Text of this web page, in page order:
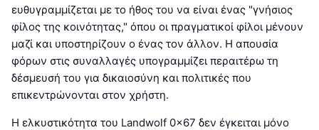
ευθυγραμμίζεται με το ήθος του να είναι ένας "γνήσιος
φίλος της κοινότητας," όπου οι πραγματικοί φίλοι μένουν
μαζί και υποστηρίζουν ο ένας τον άλλον. Η απουσία
φόρων στις συναλλαγές υπογραμμίζει περαιτέρω τη
δέσμευσή του για δικαιοσύνη και πολιτικές που
επικεντρώνονται στον χρήστη.
Η ελκυστικότητα του Landwolf 0x67 δεν έγκειται μόνο